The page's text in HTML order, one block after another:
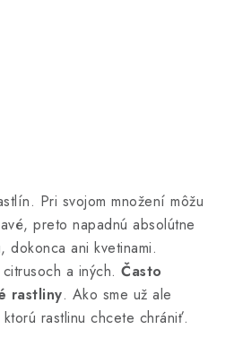
Pri svojom množení môžu
preto napadnú absolútne
ani kvetinami.
a iných. Často
rastliny. Ako sme už ale
rastlinu chcete chrániť.